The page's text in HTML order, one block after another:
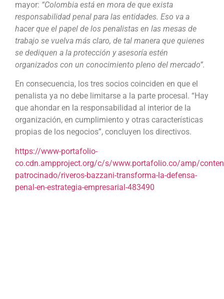
mayor: “Colombia está en mora de que exista
responsabilidad penal para las entidades. Eso va a
hacer que el papel de los penalistas en las mesas de
trabajo se vuelva más claro, de tal manera que quienes
se dediquen a la protección y asesoría estén
organizados con un conocimiento pleno del mercado”.
En consecuencia, los tres socios coinciden en que el
penalista ya no debe limitarse a la parte procesal. “Hay
que ahondar en la responsabilidad al interior de la
organización, en cumplimiento y otras características
propias de los negocios”, concluyen los directivos.
https://www-portafolio-
co.cdn.ampproject.org/c/s/www.portafolio.co/amp/
patrocinado/riveros-bazzani-transforma-la-defensa-
penal-en-estrategia-empresarial-483490